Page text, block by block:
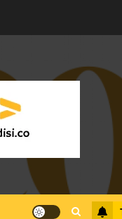
Warga
Kota Batam,
Aktivitas yang
0
Batam Berhenti
Merampas Tanah
Rempang
JULI 15, 2026